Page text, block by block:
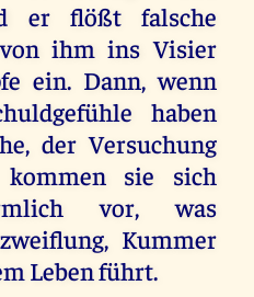
er flößt falsche
ihm ins Visier
ein. Dann, wenn
haben
der Versuchung
sie sich
vor, was
Kummer
Leben führt.